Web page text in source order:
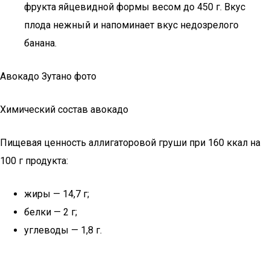
фрукта яйцевидной формы весом до 450 г. Вкус
плода нежный и напоминает вкус недозрелого
банана.
Авокадо Зутано фото
Химический состав авокадо
Пищевая ценность аллигаторовой груши при 160 ккал на
100 г продукта:
жиры — 14,7 г;
белки — 2 г;
углеводы — 1,8 г.